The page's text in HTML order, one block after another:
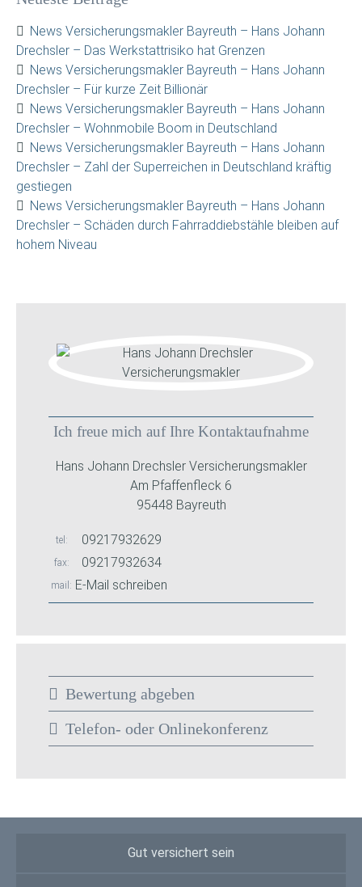
News Versicherungsmakler Bayreuth – Hans Johann
Drechsler – Das Werkstattrisiko hat Grenzen
News Versicherungsmakler Bayreuth – Hans Johann
Drechsler – Für kurze Zeit Billionär
News Versicherungsmakler Bayreuth – Hans Johann
Drechsler – Wohnmobile Boom in Deutschland
News Versicherungsmakler Bayreuth – Hans Johann
Drechsler – Zahl der Superreichen in Deutschland kräftig
gestiegen
News Versicherungsmakler Bayreuth – Hans Johann
Drechsler – Schäden durch Fahrraddiebstähle bleiben auf
hohem Niveau
Ich freue mich auf Ihre Kontaktaufnahme
Hans Johann Drechsler Versicherungsmakler
Am Pfaffenfleck 6
95448 Bayreuth
tel 09217932629
fax 09217932634
mail E-Mail schreiben
Bewertung abgeben
Telefon- oder Onlinekonferenz
Gut versichert sein